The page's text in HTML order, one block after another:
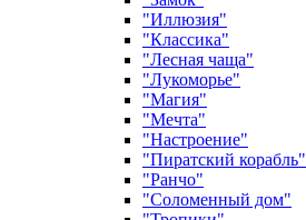
"Иллюзия"
"Классика"
"Лесная чаща"
"Лукоморье"
"Магия"
"Мечта"
"Настроение"
"Пиратский корабль"
"Ранчо"
"Соломенный дом"